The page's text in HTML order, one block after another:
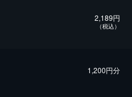
2,189円
（税込）
1,200円分